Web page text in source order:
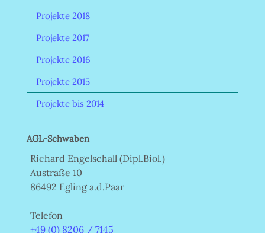
Projekte 2018
Projekte 2017
Projekte 2016
Projekte 2015
Projekte bis 2014
AGL-Schwaben
Richard Engelschall (Dipl.Biol.)
Austraße 10
86492 Egling a.d.Paar
Telefon
+49 (0) 8206 / 7145